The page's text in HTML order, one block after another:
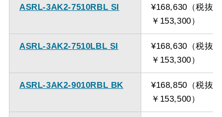
ASRL-3AK2-7510RBL SI
¥168,630（税抜
￥153,300）
ASRL-3AK2-7510LBL SI
¥168,630（税抜
￥153,300）
ASRL-3AK2-9010RBL BK
¥168,850（税抜
￥153,500）